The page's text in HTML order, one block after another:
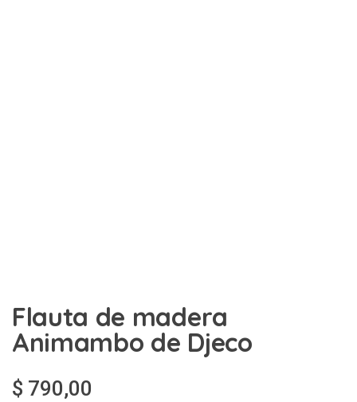
Flauta de madera
Animambo de Djeco
$ 790,00